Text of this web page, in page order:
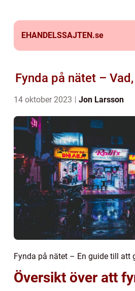
EHANDELSSAJTEN.se
Fynda på nätet –
14 oktober 2023 Jon Larsson
Fynda på nätet – En guide till att
Översikt över att